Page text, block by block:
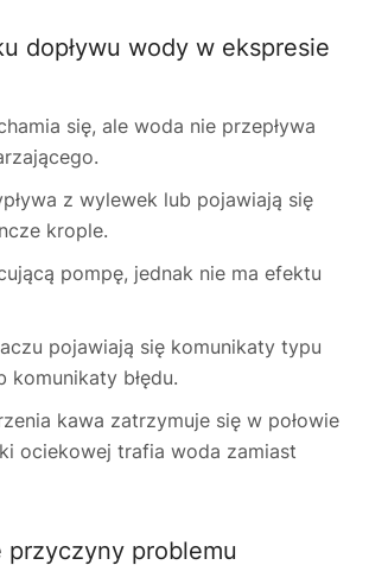
dopływu wody w ekspresie
się, ale woda nie przepływa
z wylewek lub pojawiają się
krople.
pompę, jednak nie ma efektu
pojawiają się komunikaty typu
komunikaty błędu.
kawa zatrzymuje się w połowie
ociekowej trafia woda zamiast
przyczyny problemu